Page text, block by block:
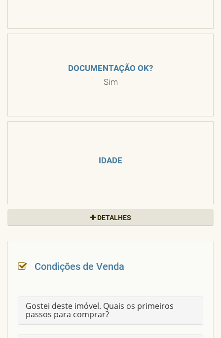
DOCUMENTAÇÃO OK?
Sim
IDADE
ACEITA FINANCIAMENTO Nao
PINTURA INTERNA LATEX
DETALHES
Condições de Venda
Gostei deste imóvel. Quais os primeiros
passos para comprar?